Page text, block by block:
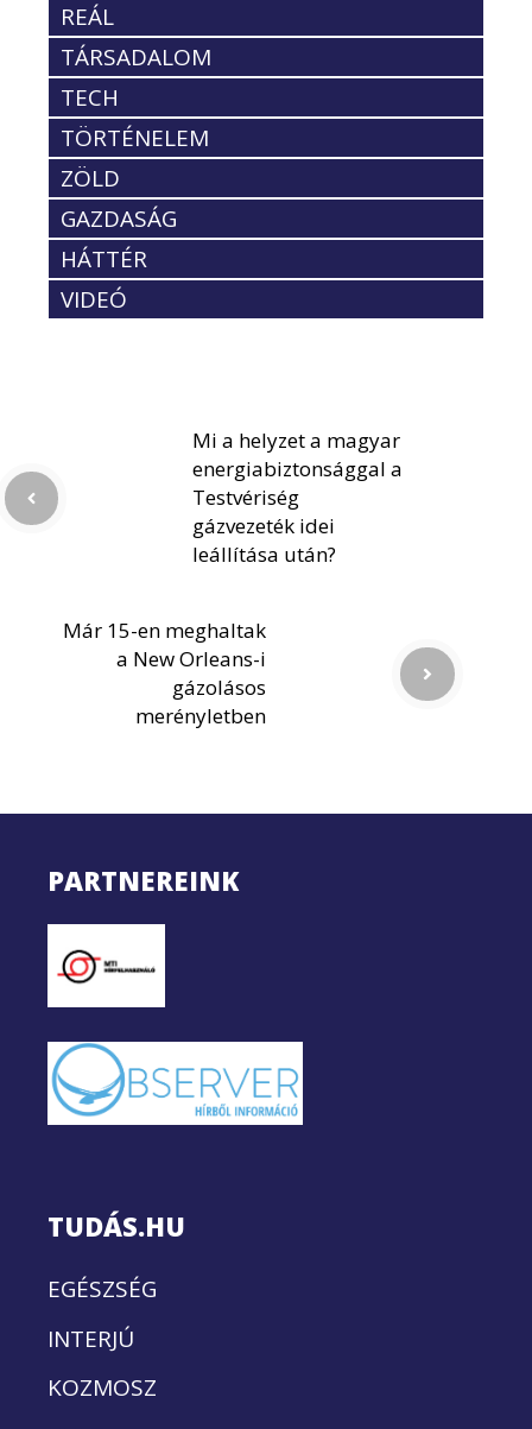
REÁL
TÁRSADALOM
TECH
TÖRTÉNELEM
ZÖLD
GAZDASÁG
HÁTTÉR
VIDEÓ
Mi a helyzet a magyar
energiabiztonsággal a
Testvériség
gázvezeték idei
leállítása után?
Már 15-en meghaltak
a New Orleans-i
gázolásos
merényletben
PARTNEREINK
TUDÁS.HU
EGÉSZSÉG
INTERJÚ
KOZMOSZ